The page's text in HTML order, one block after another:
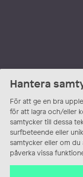
Hantera
För att ge en bra
för att lagra och/eller
samtycker till dessa
surfbeteende eller
samtycker eller om
påverka vissa